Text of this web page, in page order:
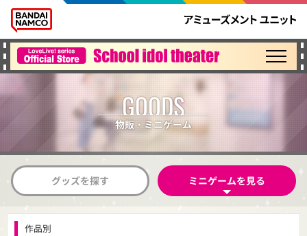
ABOUT STORE
オフィシャルストアについて
NEWS
最新ニュース
GOODS
物販・ミニゲーム
GOODS
物販・ミニゲーム
グッズを探す ミニゲームを見る
作品別